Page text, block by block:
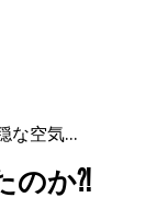
な空気…
のか⁈